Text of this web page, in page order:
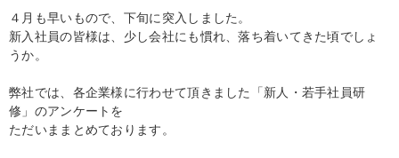
４月も早いもので、下旬に突入しました。
新入社員の皆様は、少し会社にも慣れ、落ち着いてきた頃でしょ
うか。
弊社では、各企業様に行わせて頂きました「新人・若手社員研
修」のアンケートを
ただいままとめております。